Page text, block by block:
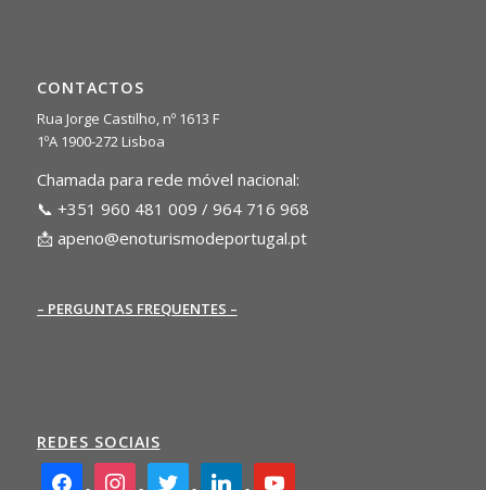
CONTACTOS
Rua Jorge Castilho, nº 1613 F
1ºA 1900-272 Lisboa
Chamada para rede móvel nacional:
📞 +351 960 481 009 / 964 716 968
📩 apeno@enoturismodeportugal.pt
– PERGUNTAS FREQUENTES –
REDES SOCIAIS
facebook2instagramtwitter linkedin youtube